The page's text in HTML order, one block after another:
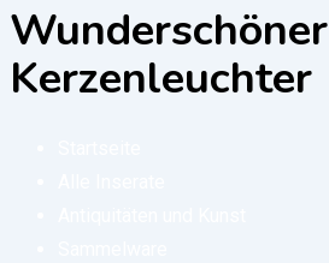
Wunderschöner
Kerzenleuchter